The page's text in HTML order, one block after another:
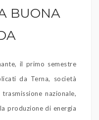
BUONA
il primo semestre
da Terna, società
nazionale,
produzione di energia